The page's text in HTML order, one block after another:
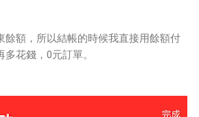
餘額，所以結帳的時候我直接用餘額付
花錢，0元訂單。